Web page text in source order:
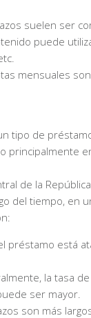
suelen ser
puede
mensuales
tipo de
principalmente
de la
del tiempo, en
préstamo está
la tasa
ser mayor.
son más